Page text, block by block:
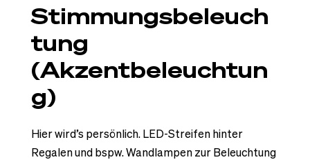
Stimmungsbeleuch
tung
(Akzentbeleuchtun
g)
Hier wird’s persönlich. LED-Streifen hinter
Regalen und bspw. Wandlampen zur Beleuchtung